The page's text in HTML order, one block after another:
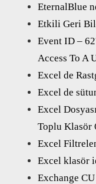
EternalBlue
Etkili Geri
Event ID –
Access To A
Excel de
Excel de
Excel
Toplu Klasör
Excel
Excel klasör
Exchange